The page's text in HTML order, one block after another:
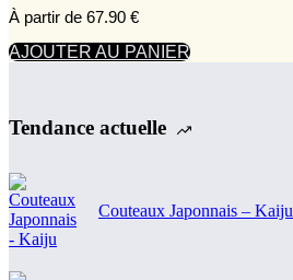
À partir de 67.90 €
AJOUTER AU PANIER
Tendance actuelle
Couteaux Japonnais – Kaiju